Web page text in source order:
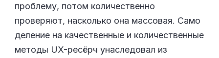
проблему, потом количественно
проверяют, насколько она массовая. Само
деление на качественные и количественные
методы UX-ресёрч унаследовал из